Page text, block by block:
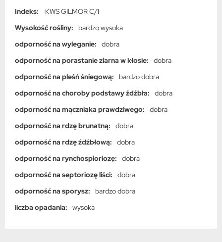
Indeks:
KWS GILMOR C/1
Wysokość rośliny:
bardzo wysoka
odporność na wyleganie:
dobra
odporność na porastanie ziarna w kłosie:
dobra
odporność na pleśń śniegową:
bardzo dobra
odporność na choroby podstawy źdźbła:
dobra
odporność na mączniaka prawdziwego:
dobra
odporność na rdzę brunatną:
dobra
odporność na rdzę źdźbłową:
dobra
odporność na rynchospioriozę:
dobra
odporność na septoriozę liści:
dobra
odporność na sporysz:
bardzo dobra
liczba opadania:
wysoka